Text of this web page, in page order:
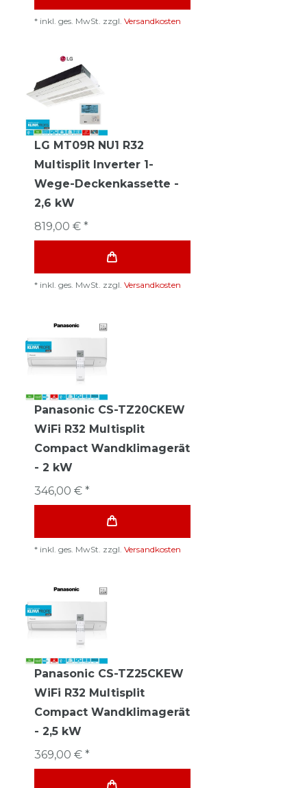
* inkl. ges. MwSt. zzgl. Versandkosten
LG MT09R NU1 R32
Multisplit Inverter 1-
Wege-Deckenkassette -
2,6 kW
819,00 € *
* inkl. ges. MwSt. zzgl. Versandkosten
Panasonic CS-TZ20CKEW
WiFi R32 Multisplit
Compact Wandklimagerät
- 2 kW
346,00 € *
* inkl. ges. MwSt. zzgl. Versandkosten
Panasonic CS-TZ25CKEW
WiFi R32 Multisplit
Compact Wandklimagerät
- 2,5 kW
369,00 € *